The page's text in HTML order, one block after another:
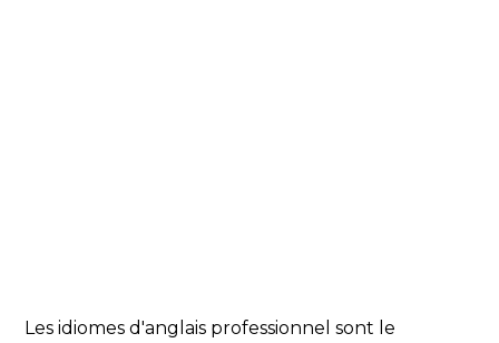
Les idiomes d'anglais professionnel sont le